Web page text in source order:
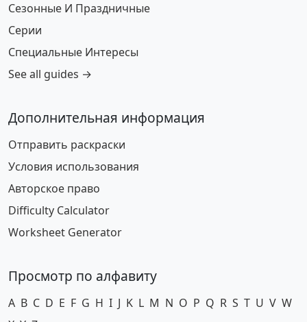
Сезонные И Праздничные
Серии
Специальные Интересы
See all guides →
Дополнительная информация
Отправить раскраски
Условия использования
Авторское право
Difficulty Calculator
Worksheet Generator
Просмотр по алфавиту
A B C D E F G H I J K L M N O P Q R S T U V W